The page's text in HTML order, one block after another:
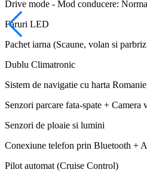
Drive mode - Mod conducere:
Faruri LED
Pachet iarna (Scaune, volan si
Dublu Climatronic
Sistem de navigatie cu harta
Senzori parcare fata-spate + Camera
Senzori de ploaie si lumini
Conexiune telefon prin Bluetooth +
Pilot automat (Cruise Control)